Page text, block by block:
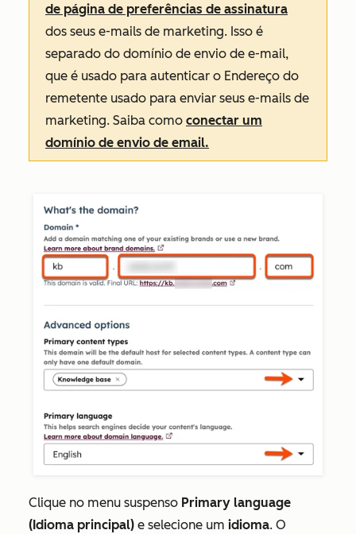
de página de preferências de assinatura
dos seus e-mails de marketing. Isso é
separado do domínio de envio de e-mail,
que é usado para autenticar o Endereço do
remetente usado para enviar seus e-mails de
marketing. Saiba como conectar um
domínio de envio de email.
Clique no menu suspenso Primary language
(Idioma principal) e selecione um idioma. O